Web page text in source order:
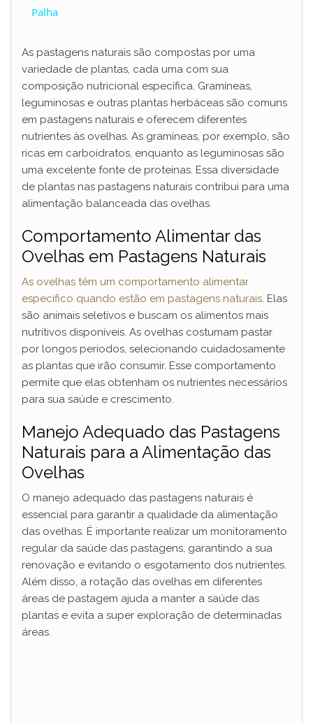
y
V
i
d
o
Palha
As pastagens naturais são compostas por uma
variedade de plantas, cada uma com sua
composição nutricional específica. Gramíneas,
leguminosas e outras plantas herbáceas são comuns
em pastagens naturais e oferecem diferentes
nutrientes às ovelhas. As gramíneas, por exemplo, são
ricas em carboidratos, enquanto as leguminosas são
uma excelente fonte de proteínas. Essa diversidade
de plantas nas pastagens naturais contribui para uma
alimentação balanceada das ovelhas.
Comportamento Alimentar das
Ovelhas em Pastagens Naturais
As ovelhas têm um comportamento alimentar
específico quando estão em pastagens naturais. Elas
são animais seletivos e buscam os alimentos mais
nutritivos disponíveis. As ovelhas costumam pastar
por longos períodos, selecionando cuidadosamente
as plantas que irão consumir. Esse comportamento
permite que elas obtenham os nutrientes necessários
para sua saúde e crescimento.
Manejo Adequado das Pastagens
Naturais para a Alimentação das
Ovelhas
O manejo adequado das pastagens naturais é
essencial para garantir a qualidade da alimentação
das ovelhas. É importante realizar um monitoramento
regular da saúde das pastagens, garantindo a sua
renovação e evitando o esgotamento dos nutrientes.
Além disso, a rotação das ovelhas em diferentes
áreas de pastagem ajuda a manter a saúde das
plantas e evita a super exploração de determinadas
áreas.